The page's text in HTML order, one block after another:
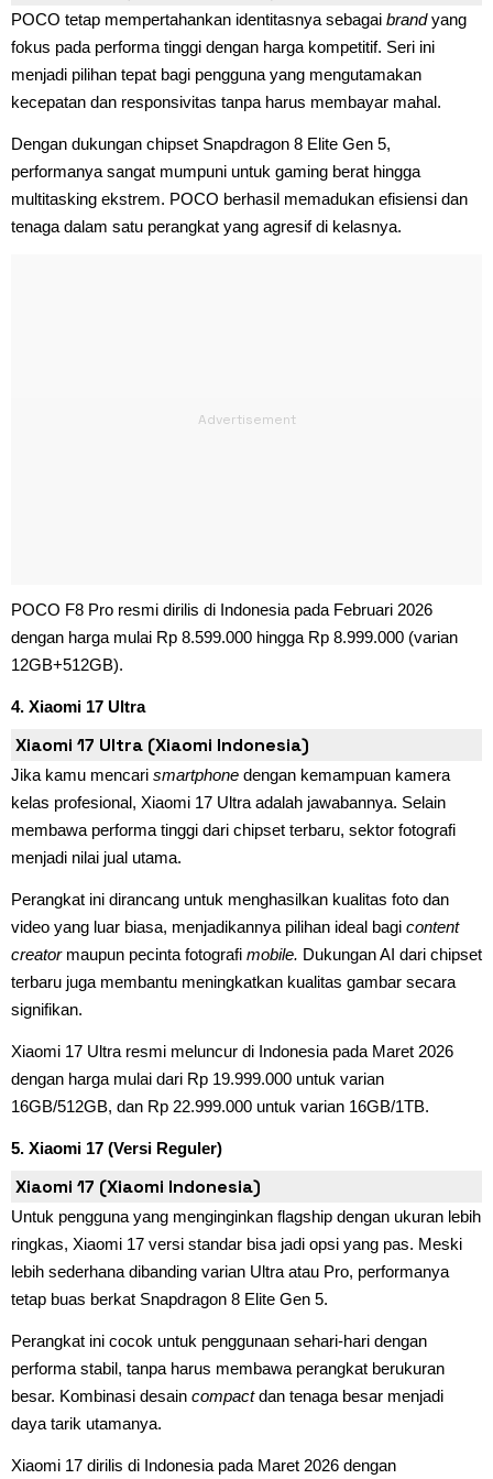
POCO tetap mempertahankan identitasnya sebagai brandyang
fokus pada performa tinggi dengan harga kompetitif. Seri ini
menjadi pilihan tepat bagi pengguna yang mengutamakan
kecepatan dan responsivitas tanpa harus membayar mahal.
Dengan dukungan chipset Snapdragon 8 Elite Gen 5,
performanya sangat mumpuni untuk gaming berat hingga
multitasking ekstrem. POCO berhasil memadukan efisiensi dan
tenaga dalam satu perangkat yang agresif di kelasnya.
POCO F8 Pro resmi dirilis di Indonesia pada Februari 2026
dengan harga mulai Rp 8.599.000 hingga Rp 8.999.000 (varian
12GB+512GB).
4. Xiaomi 17 Ultra
Xiaomi 17 Ultra (Xiaomi Indonesia)
Jika kamu mencari smartphone dengan kemampuan kamera
kelas profesional, Xiaomi 17 Ultra adalah jawabannya. Selain
membawa performa tinggi dari chipset terbaru, sektor fotografi
menjadi nilai jual utama.
Perangkat ini dirancang untuk menghasilkan kualitas foto dan
video yang luar biasa, menjadikannya pilihan ideal bagi content
creatormaupun pecinta fotografi mobile. Dukungan AI dari chipset
terbaru juga membantu meningkatkan kualitas gambar secara
signifikan.
Xiaomi 17 Ultra resmi meluncur di Indonesia pada Maret 2026
dengan harga mulai dari Rp 19.999.000 untuk varian
16GB/512GB, dan Rp 22.999.000 untuk varian 16GB/1TB.
5. Xiaomi 17 (Versi Reguler)
Xiaomi 17 (Xiaomi Indonesia)
Untuk pengguna yang menginginkan flagship dengan ukuran lebih
ringkas, Xiaomi 17 versi standar bisa jadi opsi yang pas. Meski
lebih sederhana dibanding varian Ultra atau Pro, performanya
tetap buas berkat Snapdragon 8 Elite Gen 5.
Perangkat ini cocok untuk penggunaan sehari-hari dengan
performa stabil, tanpa harus membawa perangkat berukuran
besar. Kombinasi desain compactdan tenaga besar menjadi
daya tarik utamanya.
Xiaomi 17 dirilis di Indonesia pada Maret 2026 dengan